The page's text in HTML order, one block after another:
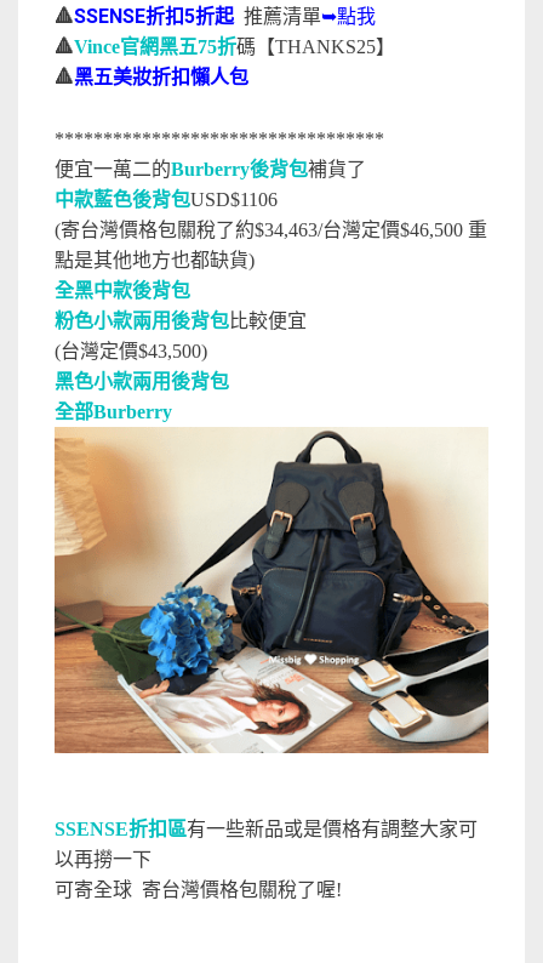
🔺SSENSE折扣5折起 推薦清單➥點我
🔺Vince官網黑五75折碼【THANKS25】
🔺黑五美妝折扣懶人包
**********************************
便宜一萬二的Burberry後背包補貨了
中款藍色後背包USD$1106
(寄台灣價格包關稅了約$34,463/台灣定價$46,500 重
點是其他地方也都缺貨)
全黑中款後背包
粉色小款兩用後背包比較便宜
(台灣定價$43,500)
黑色小款兩用後背包
全部Burberry
SSENSE折扣區有一些新品或是價格有調整大家可
以再撈一下
可寄全球 寄台灣價格包關稅了喔!